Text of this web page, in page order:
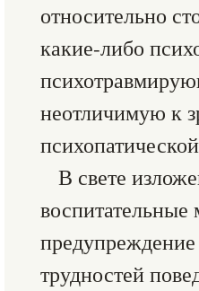
относительно
какие-либо
неотличимую к
В свете
трудностей